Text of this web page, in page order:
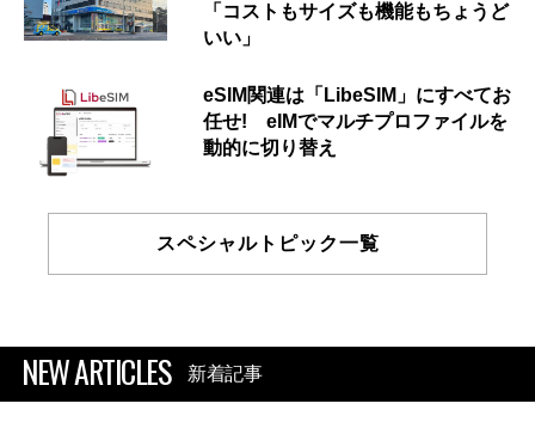
「コストもサイズも機能もちょうど
いい」
eSIM関連は「LibeSIM」にすべてお
任せ! eIMでマルチプロファイルを
動的に切り替え
スペシャルトピック一覧
NEW ARTICLES 新着記事